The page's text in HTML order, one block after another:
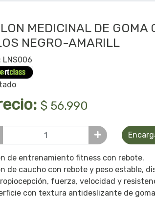
MEDICINAL DE GOMA
NEGRO-AMARILL
LNS006
$ 56.990
de entrenamiento fitness con rebote.
de caucho con rebote y peso estable,
fuerza, velocidad y
con textura antideslizante de